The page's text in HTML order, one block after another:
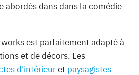
abordés dans dans la comédie
est parfaitement adapté à
et de décors. Les
d'intérieuret paysagistes